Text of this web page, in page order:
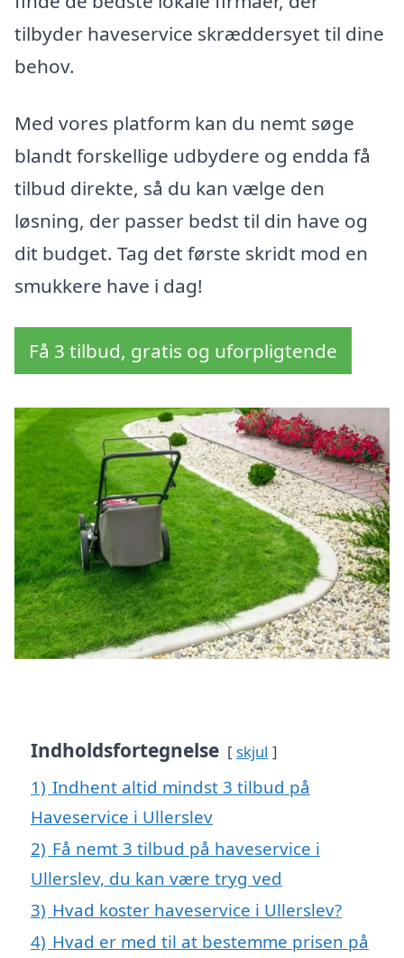
tilbyder haveservice skræddersyet til dine
behov.
Med vores platform kan du nemt søge
blandt forskellige udbydere og endda få
tilbud direkte, så du kan vælge den
løsning, der passer bedst til din have og
dit budget. Tag det første skridt mod en
smukkere have i dag!
Få 3 tilbud, gratis og uforpligtende
Indholdsfortegnelse skjul
1) Indhent altid mindst 3 tilbud på
Haveservice i Ullerslev
2) Få nemt 3 tilbud på haveservice i
Ullerslev, du kan være tryg ved
3) Hvad koster haveservice i Ullerslev?
4) Hvad er med til at bestemme prisen på